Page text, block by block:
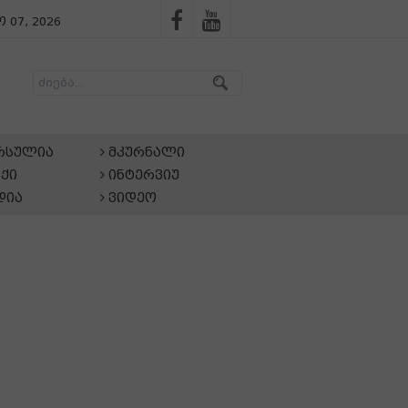
07, 2026
მკურნალი
ინტერვიუ
ვიდეო